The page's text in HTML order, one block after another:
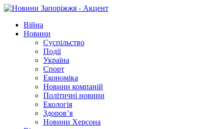
Війна
Новини
Суспільство
Події
Україна
Спорт
Економіка
Новини компаній
Політичні новини
Екологія
Здоров’я
Новини Херсона